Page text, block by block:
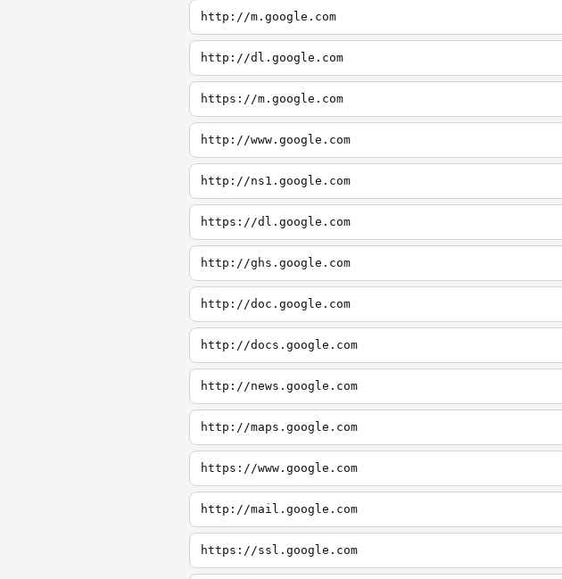
http://m.google.com
http://dl.google.com
https://m.google.com
http://www.google.com
http://ns1.google.com
https://dl.google.com
http://ghs.google.com
http://doc.google.com
http://docs.google.com
http://news.google.com
http://maps.google.com
https://www.google.com
http://mail.google.com
https://ssl.google.com